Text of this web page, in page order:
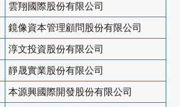
雲翔國際股份有限公司
鏡像資本管理顧問股份有限公司
淳文投資股份有限公司
靜晟實業股份有限公司
本源興國際開發股份有限公司